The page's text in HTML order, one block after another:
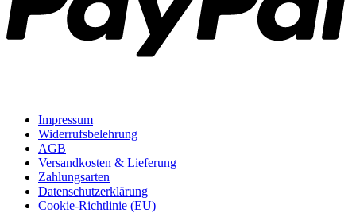
Impressum
Widerrufsbelehrung
AGB
Versandkosten & Lieferung
Zahlungsarten
Datenschutzerklärung
Cookie-Richtlinie (EU)